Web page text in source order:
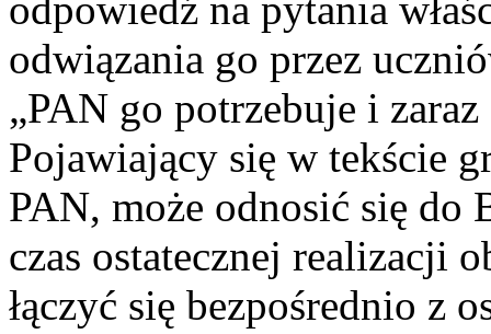
odpowiedź na pytania
odwiązania go przez
„PAN go potrzebuje i
Pojawiający się w tekście
PAN, może odnosić się do
czas ostatecznej realizacji
łączyć się bezpośrednio z